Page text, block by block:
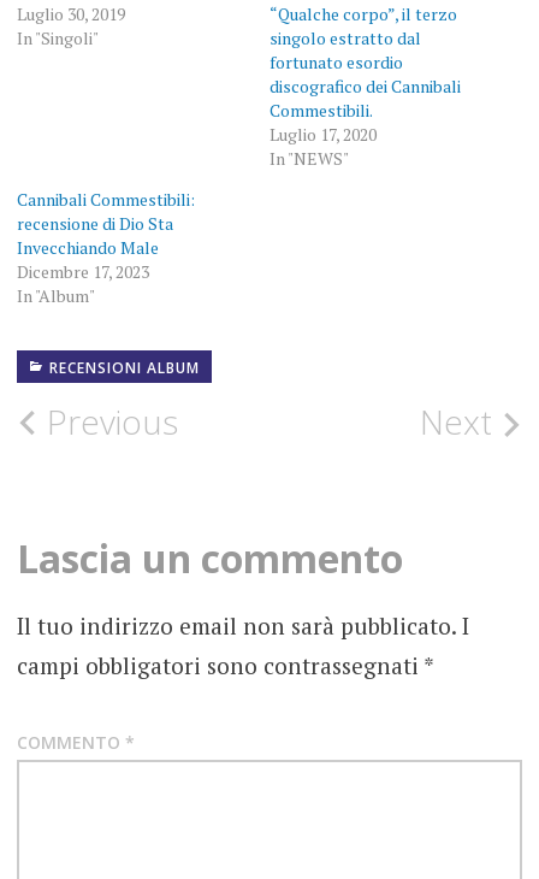
Luglio 30, 2019
In "Singoli"
“Qualche corpo”, il terzo
singolo estratto dal
fortunato esordio
discografico dei Cannibali
Commestibili.
Luglio 17, 2020
In "NEWS"
Cannibali Commestibili:
recensione di Dio Sta
Invecchiando Male
Dicembre 17, 2023
In "Album"
RECENSIONI ALBUM
13
SETTEMBRE
CANNIBALI
OVERDUB
RECENSIONE
Post
Previous Next
Lascia un commento
Il tuo indirizzo email non sarà pubblicato. I
campi obbligatori sono contrassegnati *
COMMENTO *